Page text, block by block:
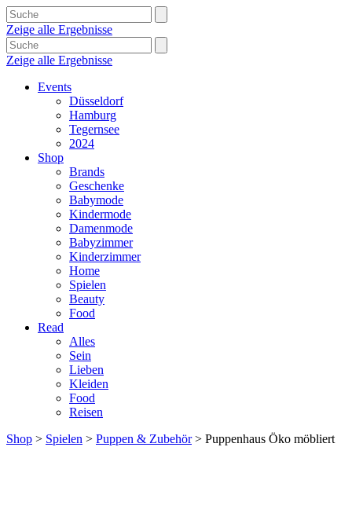
Zeige alle Ergebnisse
Zeige alle Ergebnisse
Events
Düsseldorf
Hamburg
Tegernsee
2024
Shop
Brands
Geschenke
Babymode
Kindermode
Damenmode
Babyzimmer
Kinderzimmer
Home
Spielen
Beauty
Food
Read
Alles
Sein
Lieben
Kleiden
Food
Reisen
Shop > Spielen > Puppen & Zubehör> Puppenhaus Öko möbliert